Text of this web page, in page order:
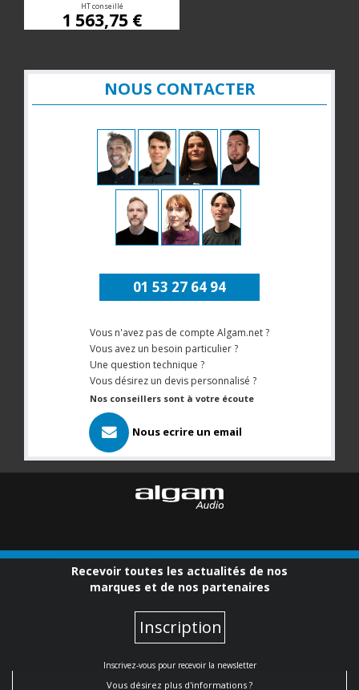
HT conseillé
1 563,75 €
NOUS CONTACTER
01 53 27 64 94
Vous n'avez pas de compte Algam.net ?
Vous avez un besoin particulier ?
Une question technique ?
Vous désirez un devis personnalisé ?
Nos conseillers sont à votre écoute
Nous ecrire un email
Recevoir toutes les actualités de nos
marques et de nos partenaires
Inscription
Inscrivez-vous pour recevoir la newsletter
Vous désirez plus d'informations ?